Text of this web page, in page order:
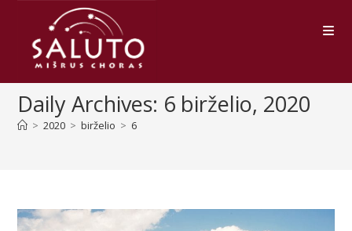
content
Daily Archives: 6 birželio, 2020
> 2020 > birželio > 6